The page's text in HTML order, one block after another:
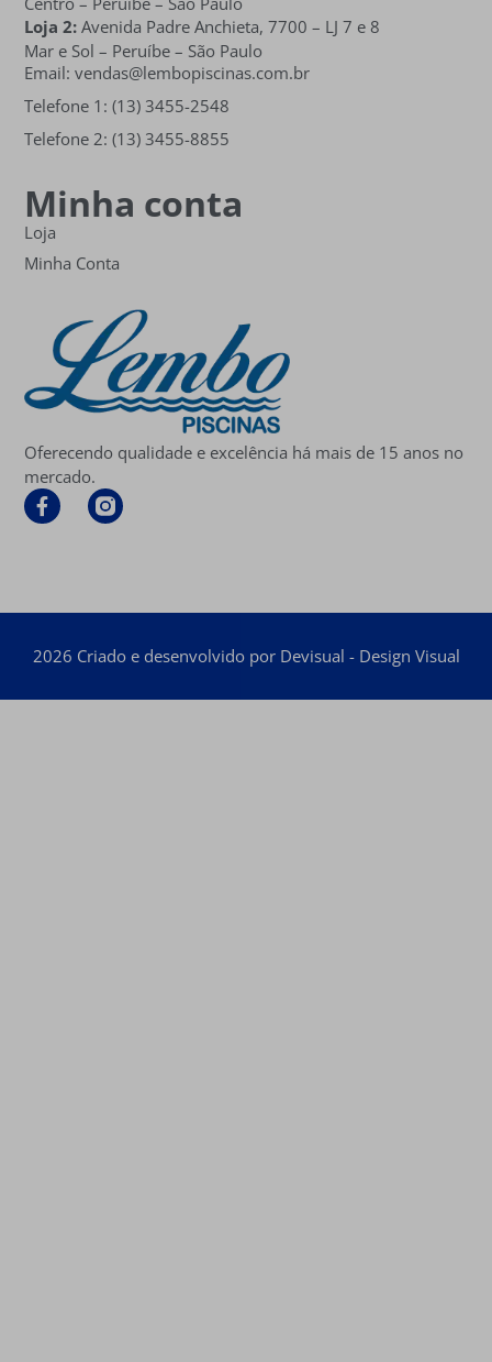
Oferecendo qualidade e excelência há mais de 15 anos no
mercado.
Minha conta
Loja
Minha Conta
Loja 2: Avenida Padre Anchieta,7700 – LJ 7 e 8
Mar e Sol – Peruíbe – São Paulo
Email: vendas@lembopiscinas.com.br
Telefone 1: (13) 3455-2548
Telefone 2: (13) 3455-8855
2026 Criado e desenvolvido por Devisual - Design Visual